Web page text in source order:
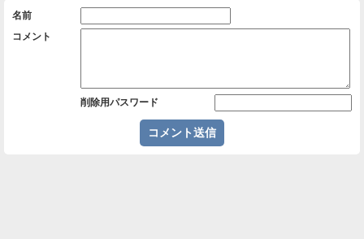
名前
コメント
削除用パスワード